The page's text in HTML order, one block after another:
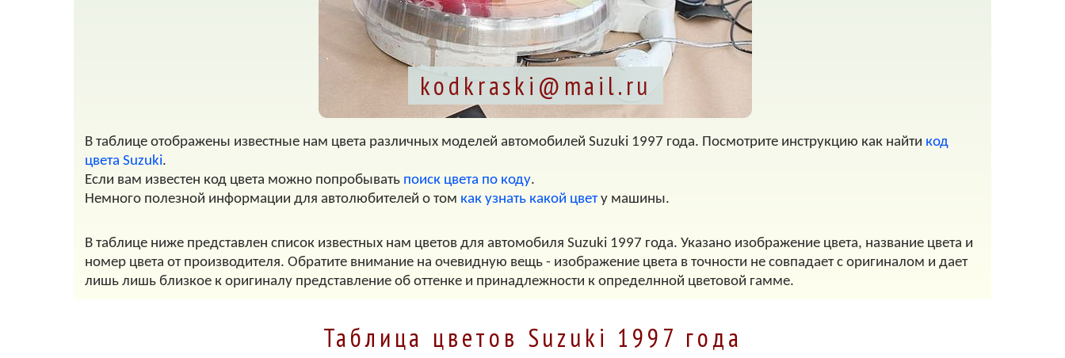
kodkraski@mail.ru
В таблице отображены известные нам цвета различных моделей автомобилей Suzuki 1997 года. Посмотрите инструкцию как найти код
цвета Suzuki.
Если вам известен код цвета можно попробывать поиск цвета по коду.
Немного полезной информации для автолюбителей о том как узнать какой цвету машины.
В таблице ниже представлен список известных нам цветов для автомобиля Suzuki 1997 года. Указано изображение цвета, название цвета и
номер цвета от производителя. Обратите внимание на очевидную вещь - изображение цвета в точности не совпадает с оригиналом и дает
лишь лишь близкое к оригиналу представление об оттенке и принадлежности к определнной цветовой гамме.
Таблица цветов Suzuki 1997 года